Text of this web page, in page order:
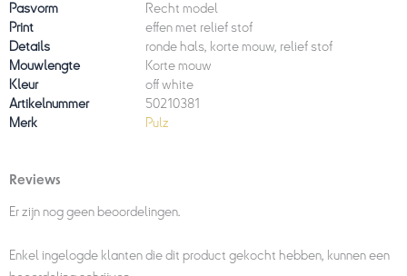
Pasvorm
Recht model
Print
effen met relief stof
Details
ronde hals, korte mouw, relief stof
Mouwlengte
Korte mouw
Kleur
off white
Artikelnummer
50210381
Merk
Pulz
Reviews
Er zijn nog geen beoordelingen.
Enkel ingelogde klanten die dit product gekocht hebben, kunnen een